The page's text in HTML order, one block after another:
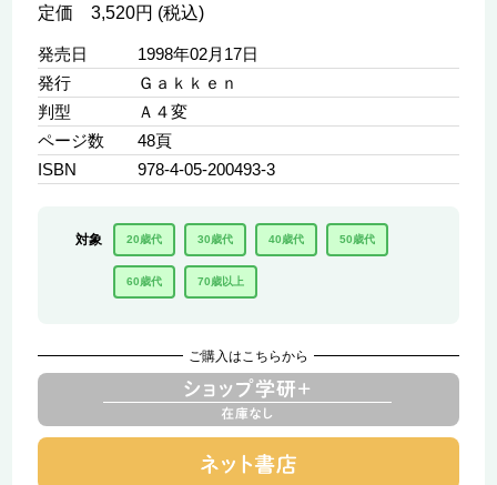
定価 3,520円 (税込)
発売日
1998年02月17日
発行
Ｇａｋｋｅｎ
判型
Ａ４変
ページ数
48頁
ISBN
978-4-05-200493-3
対象 20歳代 30歳代 40歳代 50歳代
60歳代 70歳以上
ご購入はこちらから